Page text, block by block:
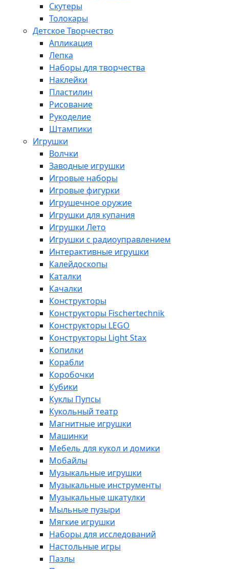
Скутеры
Толокары
Детское Творчество
Апликация
Лепка
Наборы для творчества
Наклейки
Пластилин
Рисование
Рукоделие
Штампики
Игрушки
Волчки
Заводные игрушки
Игровые наборы
Игровые фигурки
Игрушечное оружие
Игрушки для купания
Игрушки Лето
Игрушки с радиоуправлением
Интерактивные игрушки
Калейдоскопы
Каталки
Качалки
Конструкторы
Конструкторы Fisсhertechnik
Конструкторы LEGO
Конструкторы Light Stax
Копилки
Корабли
Коробочки
Кубики
Куклы Пупсы
Кукольный театр
Магнитные игрушки
Машинки
Мебель для кукол и домики
Мобайлы
Музыкальные игрушки
Музыкальные инструменты
Музыкальные шкатулки
Мыльные пузыри
Мягкие игрушки
Наборы для исследований
Настольные игры
Пазлы